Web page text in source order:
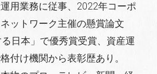
用業務に従事、2022年コーポ
ットワーク主催の懸賞論文
る日本」で優秀賞受賞、資産運
付け機関から表彰歴あり。